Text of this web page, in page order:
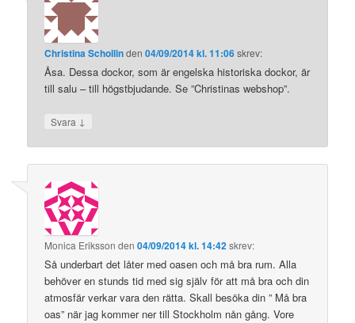
Christina Schollinden04/09/2014 kl. 11:06skrev:
Åsa. Dessa dockor, som är engelska historiska dockor, är
till salu – till högstbjudande. Se ”Christinas webshop”.
Svara ↓
Monica Eriksson den04/09/2014 kl. 14:42skrev:
Så underbart det låter med oasen och må bra rum. Alla
behöver en stunds tid med sig själv för att må bra och din
atmosfär verkar vara den rätta. Skall besöka din ” Må bra
oas” när jag kommer ner till Stockholm nån gång. Vore